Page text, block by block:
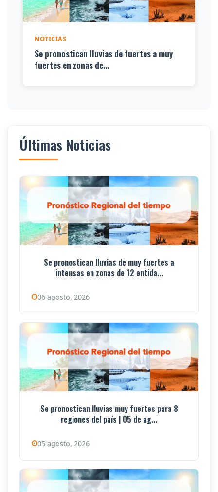
NOTICIAS
Se pronostican lluvias de fuertes a muy
fuertes en zonas de...
Últimas Noticias
Se pronostican lluvias de muy fuertes a
intensas en zonas de 12 entida...
06 agosto, 2026
Se pronostican lluvias muy fuertes para 8
regiones del país | 05 de ag...
05 agosto, 2026